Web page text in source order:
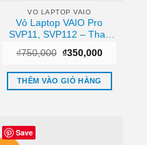
VO LAPTOP VAIO
Vỏ Laptop VAIO Pro
SVP11, SVP112 – Thay
TPHCM
₫750,000 Giá
là:
₫750,000.
₫350,000Giá
tại
₫350,000.
THÊM VÀO GIỎ HÀNG
Save